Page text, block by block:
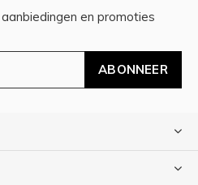
en promoties
ABONNEER